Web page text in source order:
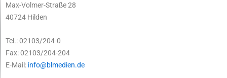
Max-Volmer-Straße 28
40724 Hilden
Tel.: 02103/204-0
Fax: 02103/204-204
E-Mail: info@blmedien.de